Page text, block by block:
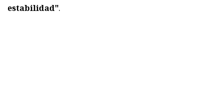
estabilidad".